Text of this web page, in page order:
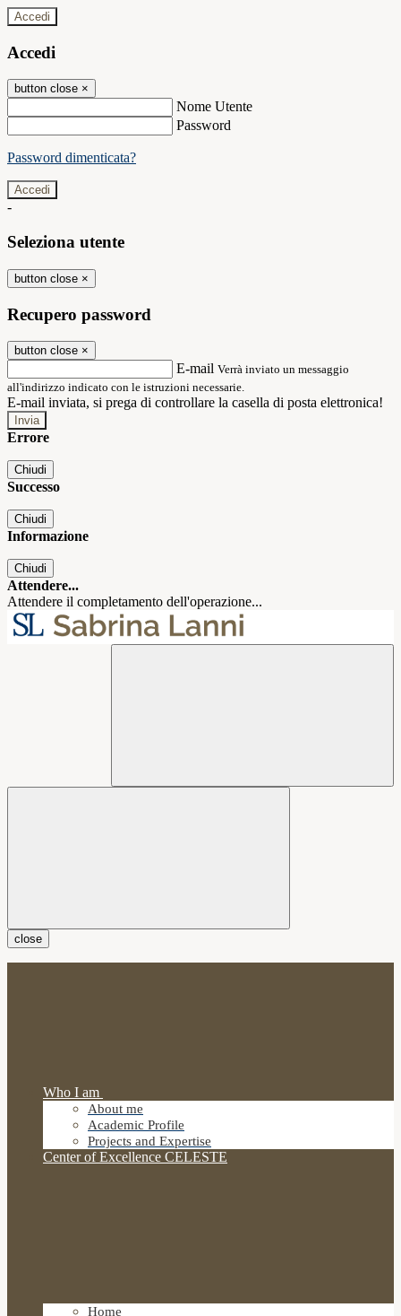
Accedi
Accedi
button close ×
Nome Utente
Password
Password dimenticata?
-
Seleziona utente
button close ×
Recupero password
button close ×
E-mail Verrà inviato un messaggio
all'indirizzo indicato con le istruzioni necessarie.
E-mail inviata, si prega di controllare la casella di posta elettronica!
Errore
Chiudi
Successo
Chiudi
Informazione
Chiudi
Attendere...
Attendere il completamento dell'operazione...
close
Who I am
About me
Academic Profile
Projects and Expertise
Center of Excellence CELESTE
Home